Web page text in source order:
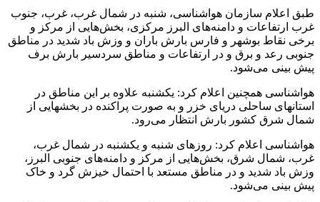
طبق اعلام سازمان هواشناسی، شنبه در شمال غرب، غرب، جنوب
غرب ارتفاعات و دامنه‌های البرز مرکزی، بخش‌هایی از مرکز و
برخی نقاط بوشهر و فارس بارش باران و وزش باد شدید در مناطق
جنوبی رعد و برق و در ارتفاعات و مناطق سردسیر بارش برف
پیش بینی می‌شود.
هواشناسی همچنین اعلام کرد: یکشنبه علاوه بر این مناطق در
استانهای ساحلی دریای خزر و به صورت پراکنده در بخشهایی از
شمال شرق کشور بارش انتظار می‌رود.
هواشناسی اعلام کرد: روزهای شنبه و یکشنبه در شمال غرب،
غرب، شمال شرق، بخش‌هایی از مرکز و دامنه‌های جنوبی البرز،
وزش باد شدید و در مناطق مستعد با احتمال خیزش گرد و خاک
پیش بینی می‌شود.